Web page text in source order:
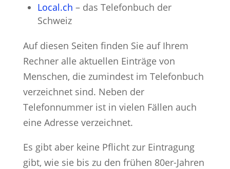
Local.ch – das Telefonbuch der
Schweiz
Auf diesen Seiten finden Sie auf Ihrem
Rechner alle aktuellen Einträge von
Menschen, die zumindest im Telefonbuch
verzeichnet sind. Neben der
Telefonnummer ist in vielen Fällen auch
eine Adresse verzeichnet.
Es gibt aber keine Pflicht zur Eintragung
gibt, wie sie bis zu den frühen 80er-Jahren